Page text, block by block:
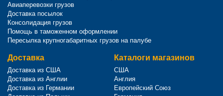
Авиаперевозки грузов
Доставка посылок
Консолидация грузов
Помощь в таможенном оформлении
Пересылка крупногабаритных грузов на палубе
Доставка
Доставка из США
Доставка из Англии
Доставка из Германии
Каталоги магазинов
США
Англия
Европейский Союз